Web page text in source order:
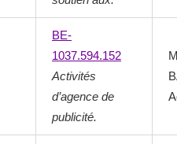
BE-
1037.594.152
Activités
d’agence de
publicité.